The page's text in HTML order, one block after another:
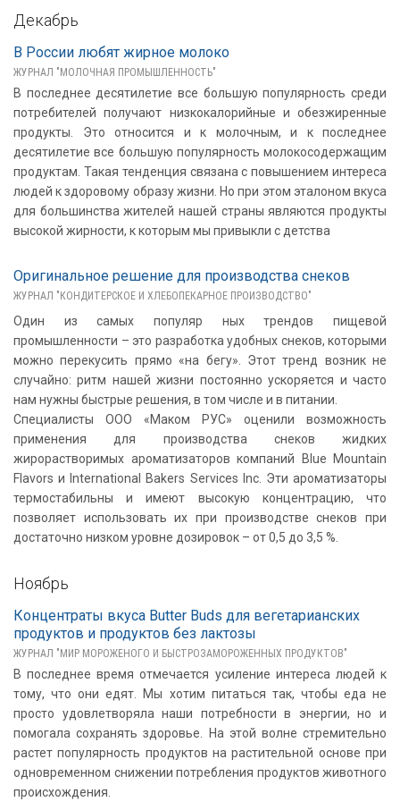
Декабрь
В России любят жирное молоко
ЖУРНАЛ "МОЛОЧНАЯ ПРОМЫШЛЕННОСТЬ"
В последнее десятилетие все большую популярность среди
потребителей получают низкокалорийные и обезжиренные
продукты. Это относится и к молочным, и к последнее
десятилетие все большую популярность молокосодержащим
продуктам. Такая тенденция связана с повышением интереса
людей к здоровому образу жизни. Но при этом эталоном вкуса
для большинства жителей нашей страны являются продукты
высокой жирности, к которым мы привыкли с детства
Оригинальное решение для производства снеков
ЖУРНАЛ "КОНДИТЕРСКОЕ И ХЛЕБОПЕКАРНОЕ ПРОИЗВОДСТВО"
Один из самых популяр ных трендов пищевой
промышленности – это разработка удобных снеков, которыми
можно перекусить прямо «на бегу». Этот тренд возник не
случайно: ритм нашей жизни постоянно ускоряется и часто
нам нужны быстрые решения, в том числе и в питании.
Специалисты ООО «Маком РУС» оценили возможность
применения для производства снеков жидких
жирорастворимых ароматизаторов компаний Blue Mountain
Flavors и International Bakers Services Inc. Эти ароматизаторы
термостабильны и имеют высокую концентрацию, что
позволяет использовать их при производстве снеков при
достаточно низком уровне дозировок – от 0,5 до 3,5 %.
Ноябрь
Концентраты вкуса Butter Buds для вегетарианских
продуктов и продуктов без лактозы
ЖУРНАЛ "МИР МОРОЖЕНОГО И БЫСТРОЗАМОРОЖЕННЫХ ПРОДУКТОВ"
В последнее время отмечается усиление интереса людей к
тому, что они едят. Мы хотим питаться так, чтобы еда не
просто удовлетворяла наши потребности в энергии, но и
помогала сохранять здоровье. На этой волне стремительно
растет популярность продуктов на растительной основе при
одновременном снижении потребления продуктов животного
происхождения.